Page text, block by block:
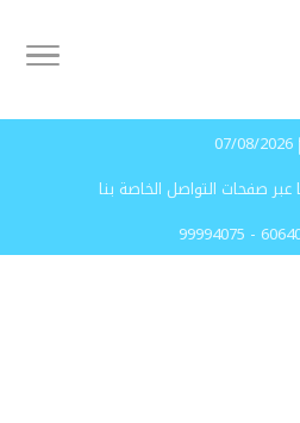
07/08/2026
صفحات التواصل الخاصة بنا
99994075 -